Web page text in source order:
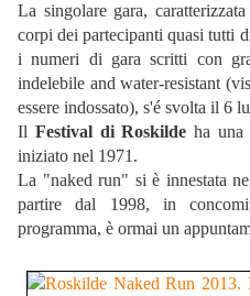
La singolare gara,
corpi dei partecipanti quasi tutti
i numeri di gara scritti con
indelebile and water-resistant
essere indossato), s'é svolta il 6
Il Festival di Roskilde ha una
iniziato nel 1971.
La "naked run" si è innestata
partire dal 1998, in
programma, è ormai un